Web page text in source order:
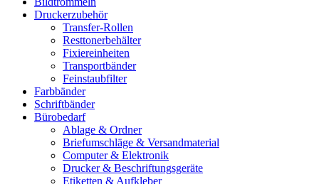
Druckerzubehör
Transfer-Rollen
Resttonerbehälter
Fixiereinheiten
Transportbänder
Feinstaubfilter
Farbbänder
Schriftbänder
Bürobedarf
Ablage & Ordner
Briefumschläge & Versandmaterial
Computer & Elektronik
Drucker & Beschriftungsgeräte
Etiketten & Aufkleber